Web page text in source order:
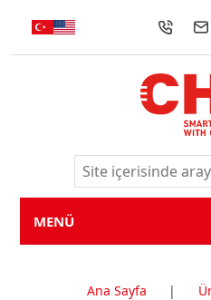
MENÜ
Ana Sayfa |